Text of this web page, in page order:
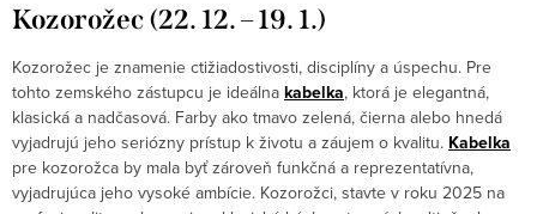
Kozorožec (22. 12. – 19. 1.)
Kozorožec je znamenie ctižiadostivosti, disciplíny a úspechu. Pre
tohto zemského zástupcu je ideálna kabelka, ktorá je elegantná,
klasická a nadčasová. Farby ako tmavo zelená, čierna alebo hnedá
vyjadrujú jeho seriózny prístup k životu a záujem o kvalitu. Kabelka
pre kozorožca by mala byť zároveň funkčná a reprezentatívna,
vyjadrujúca jeho vysoké ambície. Kozorožci, stavte v roku 2025 na